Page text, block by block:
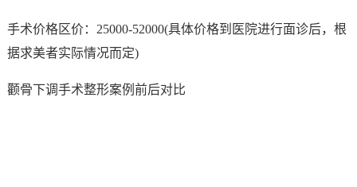
手术价格区价：25000-52000(具体价格到医院进行面诊后，根
据求美者实际情况而定)
颧骨下调手术整形案例前后对比